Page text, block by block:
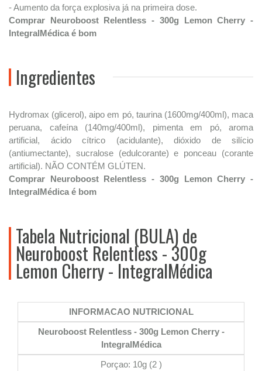
- Aumento da força explosiva já na primeira dose.
Comprar Neuroboost Relentless - 300g Lemon Cherry -
IntegralMédica é bom
Ingredientes
Hydromax (glicerol), aipo em pó, taurina (1600mg/400ml), maca
peruana, cafeína (140mg/400ml), pimenta em pó, aroma
artificial, ácido cítrico (acidulante), dióxido de silício
(antiumectante), sucralose (edulcorante) e ponceau (corante
artificial). NÃO CONTÉM GLÚTEN.
Comprar Neuroboost Relentless - 300g Lemon Cherry -
IntegralMédica é bom
Tabela Nutricional (BULA) de
Neuroboost Relentless - 300g
Lemon Cherry - IntegralMédica
INFORMACAO NUTRICIONAL
Neuroboost Relentless - 300g Lemon Cherry -
IntegralMédica
Porçao: 10g (2 )